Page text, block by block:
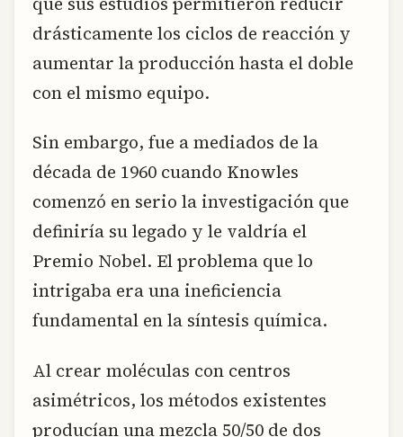
drásticamente los ciclos de reacción y
aumentar la producción hasta el doble
con el mismo equipo.
Sin embargo, fue a mediados de la
década de 1960 cuando Knowles
comenzó en serio la investigación que
definiría su legado y le valdría el
Premio Nobel. El problema que lo
intrigaba era una ineficiencia
fundamental en la síntesis química.
Al crear moléculas con centros
asimétricos, los métodos existentes
producían una mezcla 50/50 de dos